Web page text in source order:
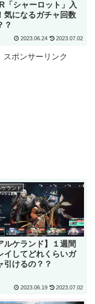
「シャーロット」入
気になるガチャ回数
？
2023.06.24 2023.07.02
スポンサーリンク
ケランド
ルケランド】１週間
イしてどれくらいガ
引けるの？？
2023.06.19 2023.07.02